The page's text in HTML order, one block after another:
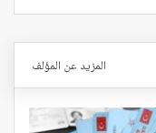
المزيد عن المؤلف